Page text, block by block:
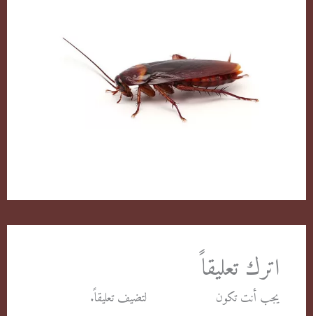
اترك تعليقاً
يجب أنت تكون لتضيف تعليقاً.